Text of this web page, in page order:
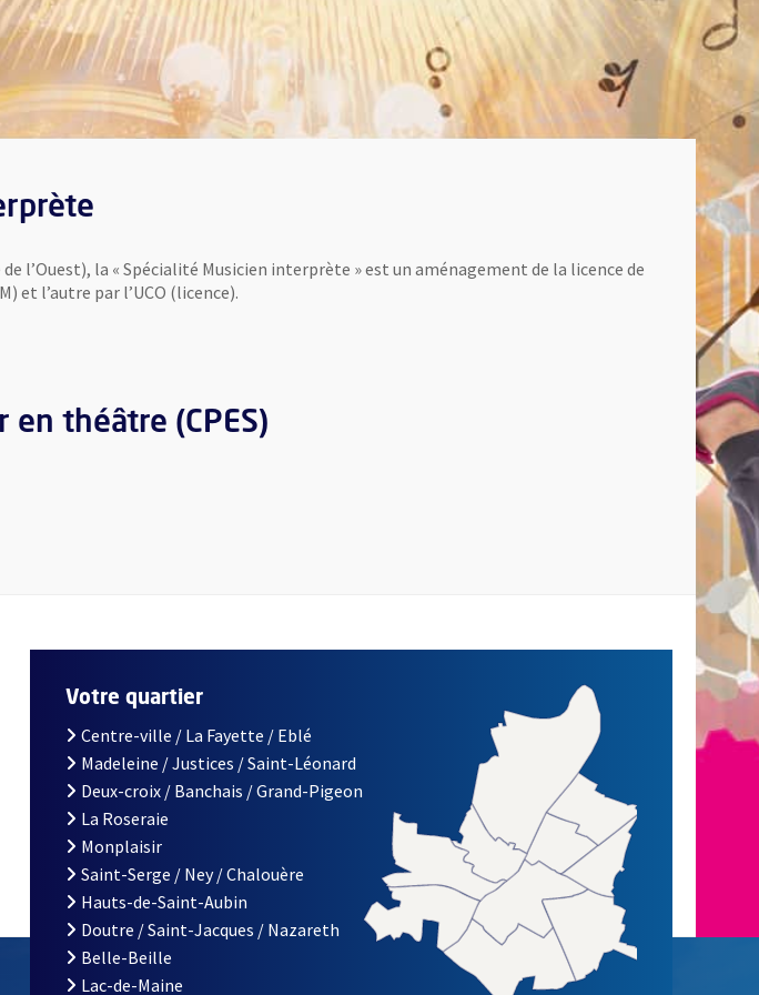
l’Ouest), la « Spécialité Musicien interprète » est un aménagement de la licence de
et l’autre par l’UCO (licence).
théâtre (CPES)
obligatoire)
DEMANDE D'INSCRIPTION À LA LETTRE D'INFORMATION DE LA VILLE D'ANGERS
Votre quartier
Centre-ville / La Fayette / Eblé
Madeleine / Justices / Saint-Léonard
Deux-croix / Banchais / Grand-Pigeon
La Roseraie
Monplaisir
Saint-Serge / Ney / Chalouère
Hauts-de-Saint-Aubin
Doutre / Saint-Jacques / Nazareth
Belle-Beille
Lac-de-Maine